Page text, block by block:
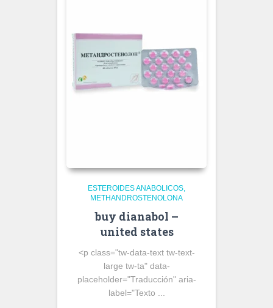
ESTEROIDES ANABOLICOS
METHANDROSTENOLONA
buy dianabol –
united states
<p class="tw-data-text tw-text-
large tw-ta" data-
placeholder="Traducción" aria-
label="Texto ...